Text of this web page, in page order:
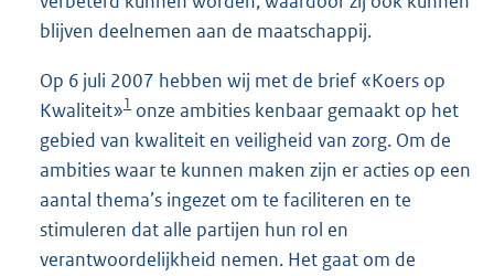
blijven deelnemen aan de maatschappij.
Op 6 juli 2007 hebben wij met de brief «Koers op
Kwaliteit»1 onze ambities kenbaar gemaakt op het
gebied van kwaliteit en veiligheid van zorg. Om de
ambities waar te kunnen maken zijn er acties op een
aantal thema’s ingezet om te faciliteren en te
stimuleren dat alle partijen hun rol en
verantwoordelijkheid nemen. Het gaat om de